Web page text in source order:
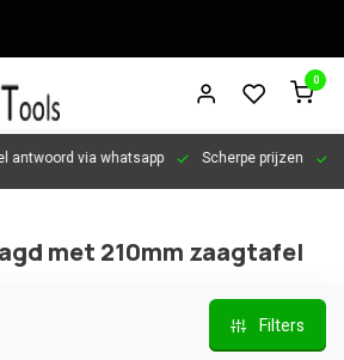
0
via whatsapp Scherpe prijzen
met 210mm zaagtafel
Filters